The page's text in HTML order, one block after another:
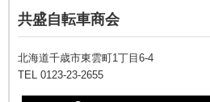
共盛自転車商会
北海道千歳市東雲町1丁目6-4
TEL 0123-23-2655